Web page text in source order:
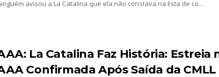
avisou a La Catalina que ela não constava na lista de co...
La Catalina Faz História: Estreia
Confirmada Após Saída da CMLL